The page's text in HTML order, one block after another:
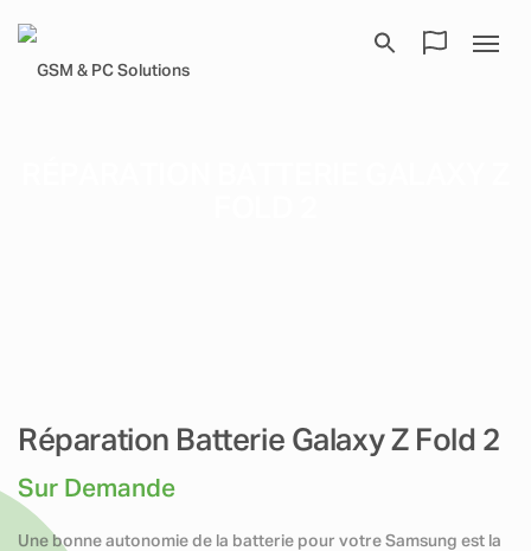
Réparation Batterie Galaxy Z Fold 2
Sur Demande
Une bonne autonomie de la batterie pour votre Samsung est la